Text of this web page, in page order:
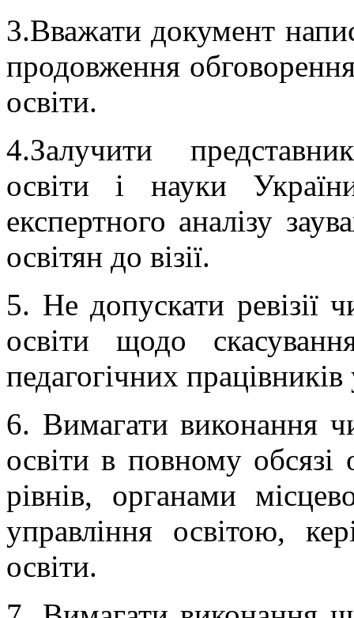
3.Вважати документ
продовження обговорення
освіти.
4.Залучити
освіти і науки
експертного аналізу
освітян до візії.
5. Не допускати ревізії
освіти щодо
педагогічних
6. Вимагати виконання
освіти в повному обсязі
рівнів, органами
управління освітою,
освіти.